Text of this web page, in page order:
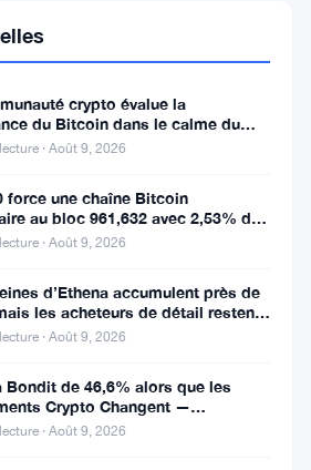
il y a
crypto évalue la
du Bitcoin dans le calme du
· Août 9, 2026
force une chaîne Bitcoin
au bloc 961,632 avec 2,53% de
des mineurs
· Août 9, 2026
d’Ethena accumulent près de
les acheteurs de détail restent
· Août 9, 2026
Bondit de 46,6% alors que les
Crypto Changent —
Quotidiens 9 Août
· Août 9, 2026